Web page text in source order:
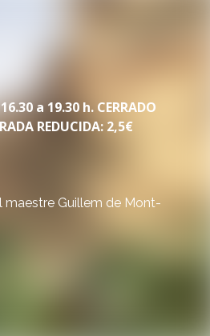
a 19.30 h. CERRADO
REDUCIDA: 2,5€
maestre Guillem de Mont-